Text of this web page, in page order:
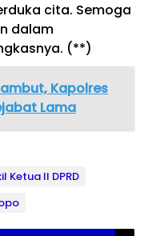
cita. Semoga
dalam
(**)
Kapolres
Lama
Ketua II DPRD